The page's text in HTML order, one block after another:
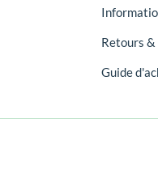
Retours
Guide